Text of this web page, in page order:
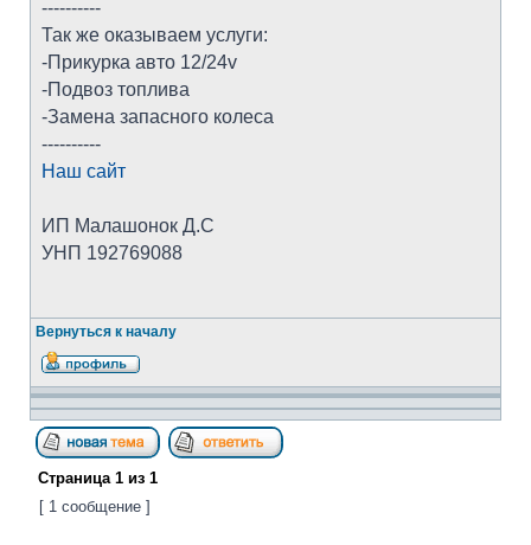
----------
Так же оказываем услуги:
-Прикурка авто 12/24v
-Подвоз топлива
-Замена запасного колеса
----------
Наш сайт
ИП Малашонок Д.С
УНП 192769088
Вернуться к началу
Страница 1 из 1
[ 1 сообщение ]